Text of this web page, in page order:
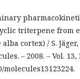
triterpene from
cortex) / S. Jäger,
– 2008. – Vol. 13,
molecules13123224.